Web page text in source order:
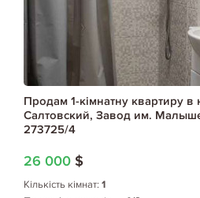
Продам 1-кімнатну квартиру в
Салтовский, Завод им.
273725/4
26 000 $
Кількість кімнат: 1